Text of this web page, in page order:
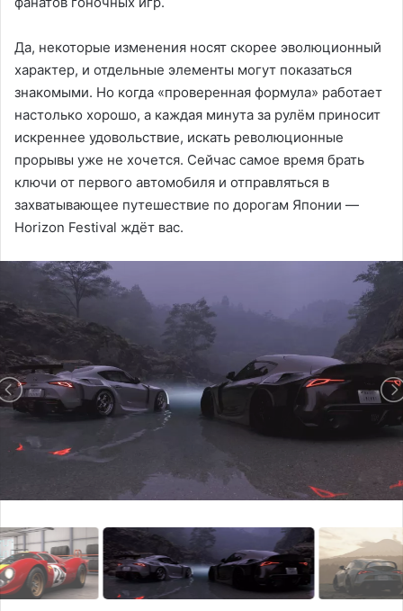
Да, некоторые изменения носят скорее эволюционный
характер, и отдельные элементы могут показаться
знакомыми. Но когда «проверенная формула» работает
настолько хорошо, а каждая минута за рулём приносит
искреннее удовольствие, искать революционные
прорывы уже не хочется. Сейчас самое время брать
ключи от первого автомобиля и отправляться в
захватывающее путешествие по дорогам Японии —
Horizon Festival ждёт вас.